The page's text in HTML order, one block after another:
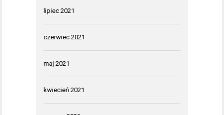
lipiec 2021
czerwiec 2021
maj 2021
kwiecień 2021